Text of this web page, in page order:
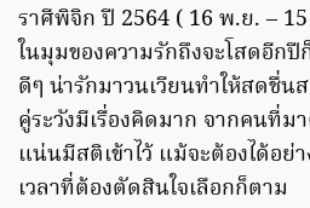
ราศีพิจิก ปี 2564 ( 16 พ.ย. –
ในมุมของความรักถึงจะโสดอีก
ดีๆ น่ารักมาวนเวียนทำให้สดชื่น
คู่ระวังมีเรื่องคิดมาก จากคนที่ม
แน่นมีสติเข้าไว้ แม้จะต้องได้อย่
เวลาที่ต้องตัดสินใจเลือกก็ตาม